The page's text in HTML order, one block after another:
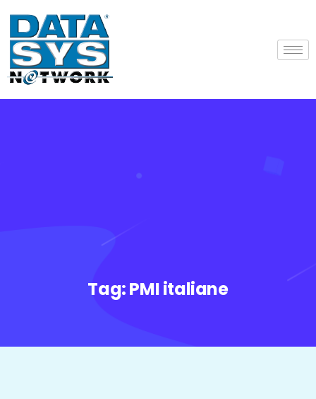
Tag:PMI italiane